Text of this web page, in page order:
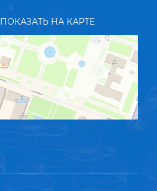
ПОКАЗАТЬ НА КАРТЕ